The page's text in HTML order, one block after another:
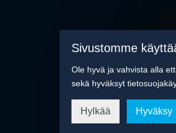
Sivustomme
Ole hyvä ja vahvista alla
sekä hyväksyt
Hylkää Hyväksy